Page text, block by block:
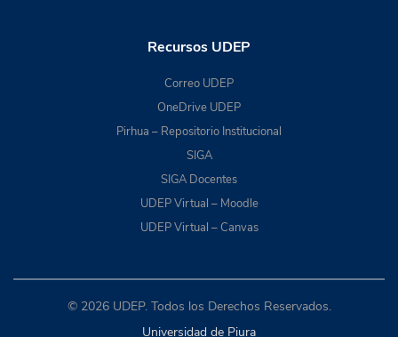
Recursos UDEP
Correo UDEP
OneDrive UDEP
Pirhua – Repositorio Institucional
SIGA
SIGA Docentes
UDEP Virtual – Moodle
UDEP Virtual – Canvas
© 2026 UDEP. Todos los Derechos Reservados.
Universidad de Piura